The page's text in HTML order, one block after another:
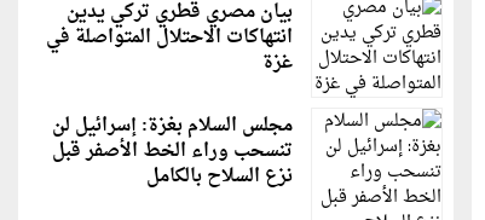
بيان مصري قطري تركي يدين
انتهاكات الاحتلال المتواصلة في
غزة
مجلس السلام بغزة: إسرائيل لن
تنسحب وراء الخط الأصفر قبل
نزع السلاح بالكامل